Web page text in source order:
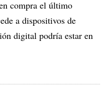
compra el último
a dispositivos de
digital podría estar en